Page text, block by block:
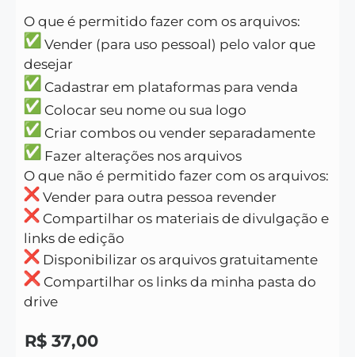
O que é permitido fazer com os arquivos:
Vender (para uso pessoal) pelo valor que
desejar
Cadastrar em plataformas para venda
Colocar seu nome ou sua logo
Criar combos ou vender separadamente
Fazer alterações nos arquivos
O que não é permitido fazer com os arquivos:
Vender para outra pessoa revender
Compartilhar os materiais de divulgação e
links de edição
Disponibilizar os arquivos gratuitamente
Compartilhar os links da minha pasta do
drive
R$ 37,00